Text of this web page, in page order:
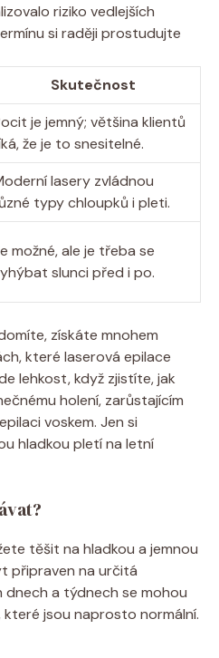
riziko vedlejších
si raději prostudujte
Skutečnost
je jemný; většina klientů
že je to snesitelné.
lasery zvládnou
typy chloupků i pleti.
možné, ale je třeba se
slunci před i po.
získáte mnohem
které laserová epilace
lehkost, když zjistíte, jak
holení, zarůstajícím
voskem. Jen si
hladkou pletí na letní
těšit na hladkou a jemnou
připraven na určitá
dnech a týdnech se mohou
jsou naprosto normální.